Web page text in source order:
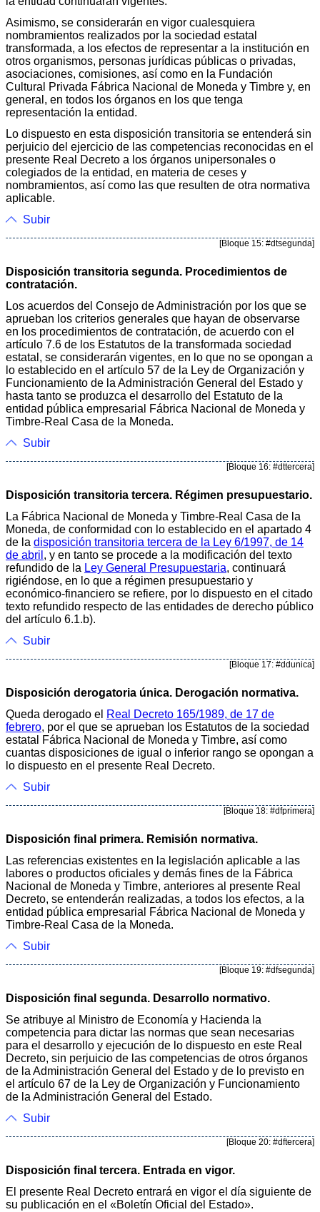
Asimismo, se considerarán en vigor cualesquiera
nombramientos realizados por la sociedad estatal
transformada, a los efectos de representar a la institución en
otros organismos, personas jurídicas públicas o privadas,
asociaciones, comisiones, así como en la Fundación
Cultural Privada Fábrica Nacional de Moneda y Timbre y, en
general, en todos los órganos en los que tenga
representación la entidad.
Lo dispuesto en esta disposición transitoria se entenderá sin
perjuicio del ejercicio de las competencias reconocidas en el
presente Real Decreto a los órganos unipersonales o
colegiados de la entidad, en materia de ceses y
nombramientos, así como las que resulten de otra normativa
aplicable.
Subir
[Bloque 15: #dtsegunda]
Disposición transitoria segunda. Procedimientos de
contratación.
Los acuerdos del Consejo de Administración por los que se
aprueban los criterios generales que hayan de observarse
en los procedimientos de contratación, de acuerdo con el
artículo 7.6 de los Estatutos de la transformada sociedad
estatal, se considerarán vigentes, en lo que no se opongan a
lo establecido en el artículo 57 de la Ley de Organización y
Funcionamiento de la Administración General del Estado y
hasta tanto se produzca el desarrollo del Estatuto de la
entidad pública empresarial Fábrica Nacional de Moneda y
Timbre-Real Casa de la Moneda.
Subir
[Bloque 16: #dttercera]
Disposición transitoria tercera. Régimen presupuestario.
La Fábrica Nacional de Moneda y Timbre-Real Casa de la
Moneda, de conformidad con lo establecido en el apartado 4
de la disposición transitoria tercera de la Ley 6/1997, de 14
de abril , y en tanto se procede a la modificación del texto
refundido de la Ley General Presupuestaria, continuará
rigiéndose, en lo que a régimen presupuestario y
económico-financiero se refiere, por lo dispuesto en el citado
texto refundido respecto de las entidades de derecho público
del artículo 6.1.b).
Subir
[Bloque 17: #ddunica]
Disposición derogatoria única. Derogación normativa.
Queda derogado el Real Decreto 165/1989, de 17 de
febrero, por el que se aprueban los Estatutos de la sociedad
estatal Fábrica Nacional de Moneda y Timbre, así como
cuantas disposiciones de igual o inferior rango se opongan a
lo dispuesto en el presente Real Decreto.
Subir
[Bloque 18: #dfprimera]
Disposición final primera. Remisión normativa.
Las referencias existentes en la legislación aplicable a las
labores o productos oficiales y demás fines de la Fábrica
Nacional de Moneda y Timbre, anteriores al presente Real
Decreto, se entenderán realizadas, a todos los efectos, a la
entidad pública empresarial Fábrica Nacional de Moneda y
Timbre-Real Casa de la Moneda.
Subir
[Bloque 19: #dfsegunda]
Disposición final segunda. Desarrollo normativo.
Se atribuye al Ministro de Economía y Hacienda la
competencia para dictar las normas que sean necesarias
para el desarrollo y ejecución de lo dispuesto en este Real
Decreto, sin perjuicio de las competencias de otros órganos
de la Administración General del Estado y de lo previsto en
el artículo 67 de la Ley de Organización y Funcionamiento
de la Administración General del Estado.
Subir
[Bloque 20: #dftercera]
Disposición final tercera. Entrada en vigor.
El presente Real Decreto entrará en vigor el día siguiente de
su publicación en el «Boletín Oficial del Estado».